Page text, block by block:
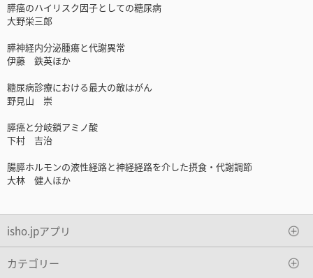
膵癌のハイリスク因子としての糖尿病
大野栄三郎
膵神経内分泌腫瘍と代謝異常
伊藤 鉄英ほか
糖尿病診療における最大の敵はがん
野見山 崇
膵癌と分岐鎖アミノ酸
下村 吉治
腸膵ホルモンの液性経路と神経経路を介した摂食・代謝調節
大林 健人ほか
isho.jpアプリ
カテゴリー